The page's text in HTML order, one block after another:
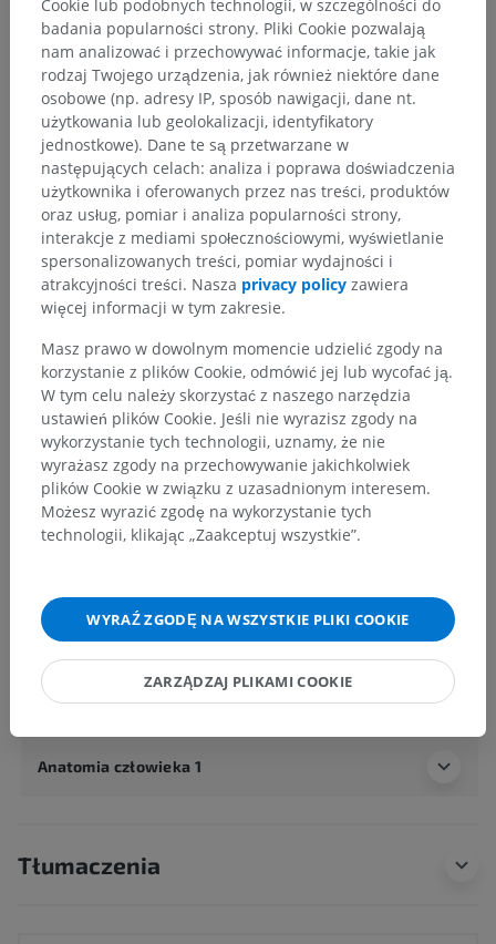
Hierarchia anatomiczna
Anatomia człowieka 2
Ciało ludzkie> Układy mięśniowo-szkieletowe
Więzadło poprzeczne śródręcza powierzchowne
Powiązane struktury:Nie istnieją struktury powiązane
z tą częścią ciała
Anatomia człowieka 1
Tłumaczenia
Cookie lub podobnych technologii, w szczególności do
badania popularności strony. Pliki Cookie pozwalają
nam analizować i przechowywać informacje, takie jak
rodzaj Twojego urządzenia, jak również niektóre dane
osobowe (np. adresy IP, sposób nawigacji, dane nt.
użytkowania lub geolokalizacji, identyfikatory
jednostkowe). Dane te są przetwarzane w
następujących celach: analiza i poprawa doświadczenia
użytkownika i oferowanych przez nas treści, produktów
oraz usług, pomiar i analiza popularności strony,
interakcje z mediami społecznościowymi, wyświetlanie
spersonalizowanych treści, pomiar wydajności i
atrakcyjności treści. Nasza privacy policy zawiera
więcej informacji w tym zakresie.
Masz prawo w dowolnym momencie udzielić zgody na
korzystanie z plików Cookie, odmówić jej lub wycofać ją.
W tym celu należy skorzystać z naszego narzędzia
ustawień plików Cookie. Jeśli nie wyrazisz zgody na
wykorzystanie tych technologii, uznamy, że nie
wyrażasz zgody na przechowywanie jakichkolwiek
plików Cookie w związku z uzasadnionym interesem.
Możesz wyrazić zgodę na wykorzystanie tych
technologii, klikając „Zaakceptuj wszystkie”.
WYRAŹ ZGODĘ NA WSZYSTKIE PLIKI COOKIE
ZARZĄDZAJ PLIKAMI COOKIE